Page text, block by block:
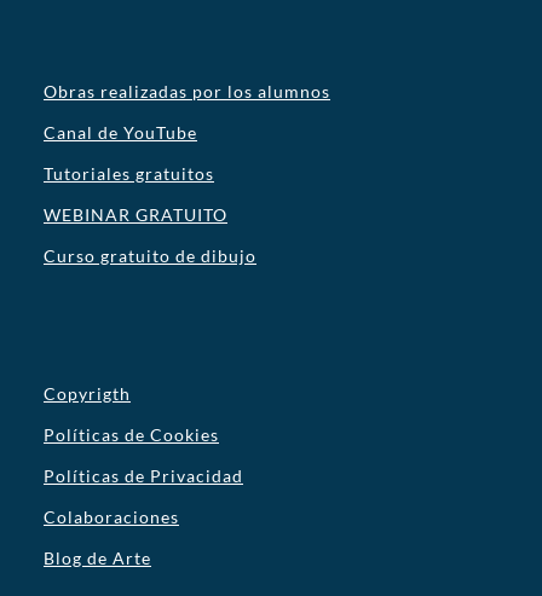
Obras realizadas por los alumnos
Canal de YouTube
Tutoriales gratuitos
WEBINAR GRATUITO
Curso gratuito de dibujo
Copyrigth
Políticas de Cookies
Políticas de Privacidad
Colaboraciones
Blog de Arte